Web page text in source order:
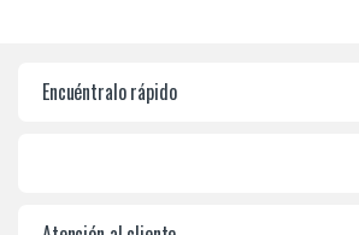
Encuéntralo rápido